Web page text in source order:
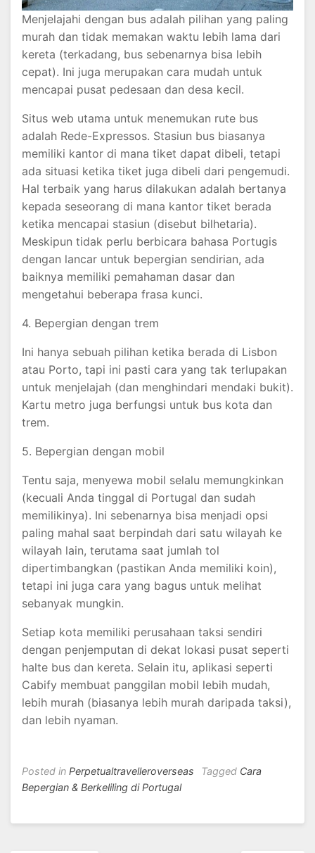
Menjelajahi dengan bus adalah pilihan yang paling
murah dan tidak memakan waktu lebih lama dari
kereta (terkadang, bus sebenarnya bisa lebih
cepat). Ini juga merupakan cara mudah untuk
mencapai pusat pedesaan dan desa kecil.
Situs web utama untuk menemukan rute bus
adalah Rede-Expressos. Stasiun bus biasanya
memiliki kantor di mana tiket dapat dibeli, tetapi
ada situasi ketika tiket juga dibeli dari pengemudi.
Hal terbaik yang harus dilakukan adalah bertanya
kepada seseorang di mana kantor tiket berada
ketika mencapai stasiun (disebut bilhetaria).
Meskipun tidak perlu berbicara bahasa Portugis
dengan lancar untuk bepergian sendirian, ada
baiknya memiliki pemahaman dasar dan
mengetahui beberapa frasa kunci.
4. Bepergian dengan trem
Ini hanya sebuah pilihan ketika berada di Lisbon
atau Porto, tapi ini pasti cara yang tak terlupakan
untuk menjelajah (dan menghindari mendaki bukit).
Kartu metro juga berfungsi untuk bus kota dan
trem.
5. Bepergian dengan mobil
Tentu saja, menyewa mobil selalu memungkinkan
(kecuali Anda tinggal di Portugal dan sudah
memilikinya). Ini sebenarnya bisa menjadi opsi
paling mahal saat berpindah dari satu wilayah ke
wilayah lain, terutama saat jumlah tol
dipertimbangkan (pastikan Anda memiliki koin),
tetapi ini juga cara yang bagus untuk melihat
sebanyak mungkin.
Setiap kota memiliki perusahaan taksi sendiri
dengan penjemputan di dekat lokasi pusat seperti
halte bus dan kereta. Selain itu, aplikasi seperti
Cabify membuat panggilan mobil lebih mudah,
lebih murah (biasanya lebih murah daripada taksi),
dan lebih nyaman.
Posted in Perpetualtravelleroverseas Tagged Cara
Bepergian & Berkeliling di Portugal